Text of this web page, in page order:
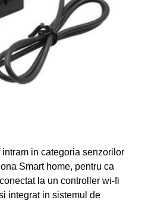
in categoria senzorilor
Smart home, pentru ca
la un controller wi-fi
integrat in sistemul de